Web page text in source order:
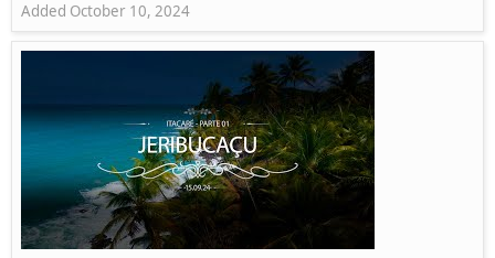
Added October 10, 2024